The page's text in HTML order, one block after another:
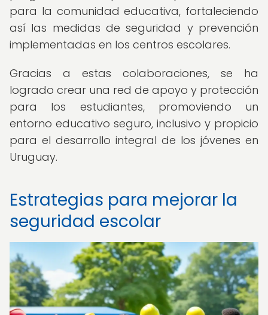
para la comunidad educativa, fortaleciendo
así las medidas de seguridad y prevención
implementadas en los centros escolares.
Gracias a estas colaboraciones, se ha
logrado crear una red de apoyo y protección
para los estudiantes, promoviendo un
entorno educativo seguro, inclusivo y propicio
para el desarrollo integral de los jóvenes en
Uruguay.
Estrategias para mejorar la
seguridad escolar